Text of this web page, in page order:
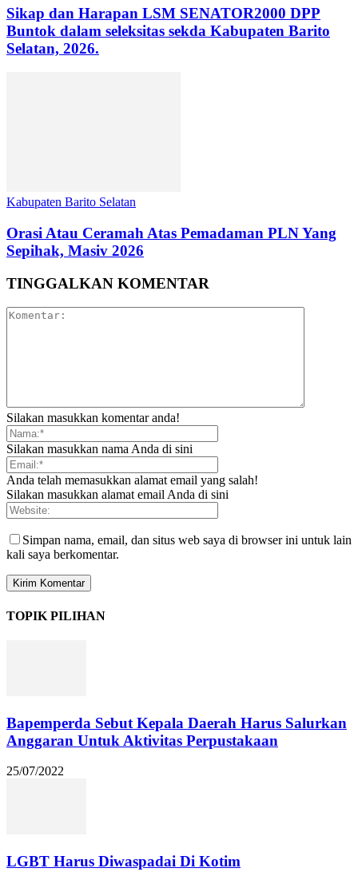
Sikap dan Harapan LSM SENATOR2000 DPP
Buntok dalam seleksitas sekda Kabupaten Barito
Selatan, 2026.
Kabupaten Barito Selatan
Orasi Atau Ceramah Atas Pemadaman PLN Yang
Sepihak, Masiv 2026
TINGGALKAN KOMENTAR
Silakan masukkan komentar anda!
Silakan masukkan nama Anda di sini
Anda telah memasukkan alamat email yang salah!
Silakan masukkan alamat email Anda di sini
Simpan nama, email, dan situs web saya di browser ini untuk lain
kali saya berkomentar.
TOPIK PILIHAN
Bapemperda Sebut Kepala Daerah Harus Salurkan
Anggaran Untuk Aktivitas Perpustakaan
25/07/2022
LGBT Harus Diwaspadai Di Kotim